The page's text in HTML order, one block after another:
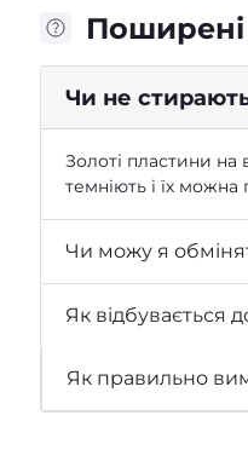
Чи не
Золоті пластини на
темніють і їх
Чи можу я
Як відбувається
Як правильно